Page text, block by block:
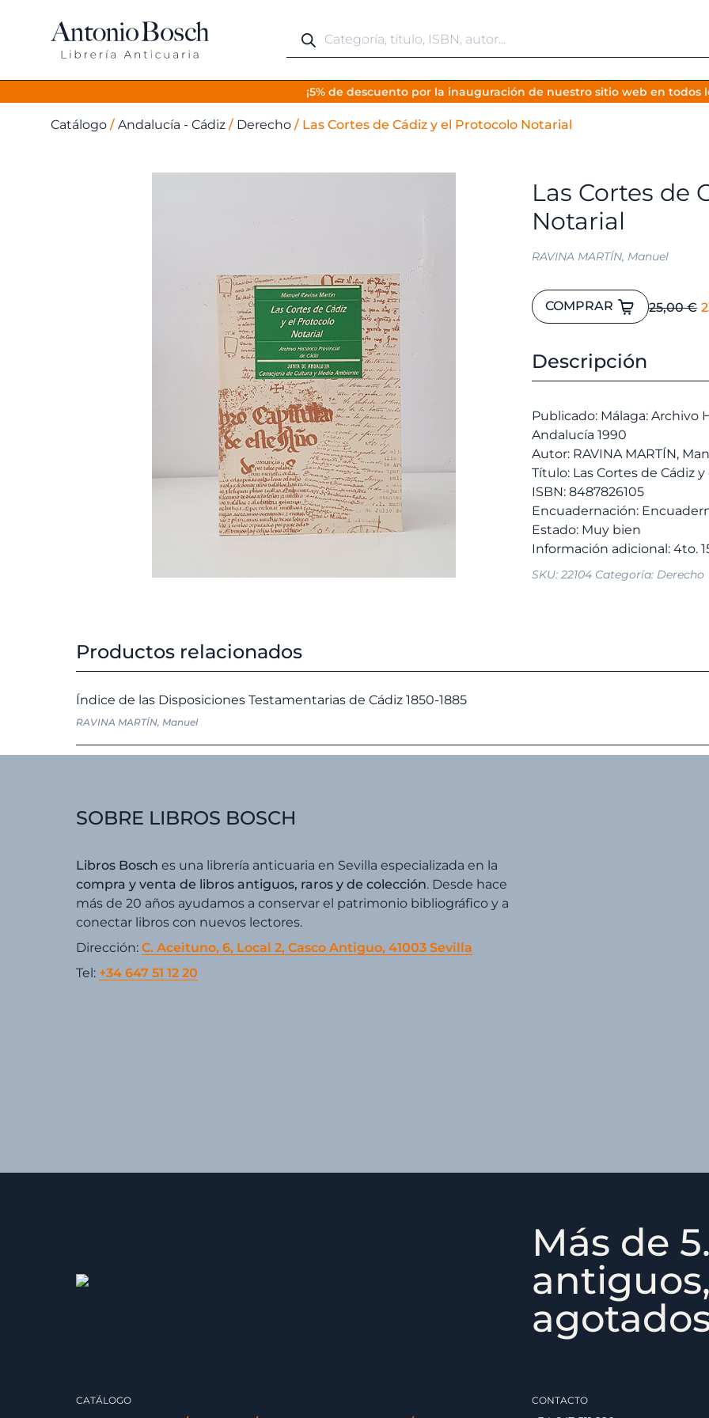
de
productos
¡5% de descuento por la inauguración de nuestro sitio web en todos
Catálogo / Andalucía - Cádiz / Derecho / Las Cortes de Cádiz y el Protocolo Notarial
Las Cortes de
Notarial
RAVINA MARTÍN, Manuel
25,00€
Las
Cortes
Cádiz
Protocolo
Notarial
cantidad
COMPRAR
Descripción
Publicado: Málaga: Archivo
Andalucía 1990
Autor: RAVINA MARTÍN,
Título: Las Cortes de Cádiz
ISBN: 8487826105
Encuadernación:
Estado: Muy bien
SKU: 22104 Categoría: Derecho
Productos relacionados
Índice de las Disposiciones Testamentarias de Cádiz 1850-1885
RAVINA MARTÍN, Manuel
SOBRE LIBROS BOSCH
Libros Bosch es una librería anticuaria en Sevilla especializada en la
compra y venta de libros antiguos, raros y de colección. Desde hace
más de 20 años ayudamos a conservar el patrimonio bibliográfico y a
conectar libros con nuevos lectores.
Dirección: C. Aceituno, 6, Local 2, Casco Antiguo, 41003 Sevilla
Tel: +34 647 51 12 20
Más de
CATÁLOGO CONTACTO